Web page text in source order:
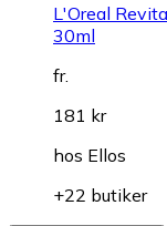
L'Oreal
30ml
fr.
181 kr
hos Ellos
+22 butiker